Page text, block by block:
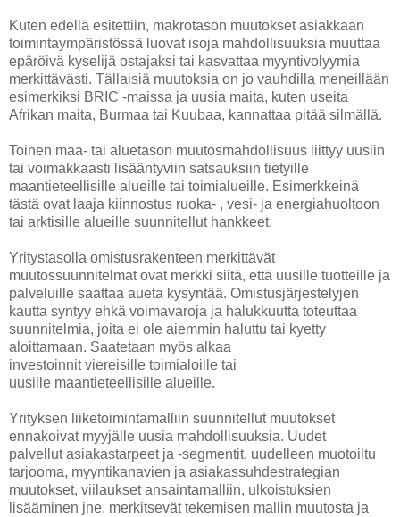
Kuten edellä esitettiin, makrotason muutokset asiakkaan
toimintaympäristössä luovat isoja mahdollisuuksia muuttaa
epäröivä kyselijä ostajaksi tai kasvattaa myyntivolyymia
merkittävästi. Tällaisiä muutoksia on jo vauhdilla meneillään
esimerkiksi BRIC -maissa ja uusia maita, kuten useita
Afrikan maita, Burmaa tai Kuubaa, kannattaa pitää silmällä.
Toinen maa- tai aluetason muutosmahdollisuus liittyy uusiin
tai voimakkaasti lisääntyviin satsauksiin tietyille
maantieteellisille alueille tai toimialueille. Esimerkkeinä
tästä ovat laaja kiinnostus ruoka- , vesi- ja energiahuoltoon
tai arktisille alueille suunnitellut hankkeet.
Yritystasolla omistusrakenteen merkittävät
muutossuunnitelmat ovat merkki siitä, että uusille tuotteille ja
palveluille saattaa aueta kysyntää. Omistusjärjestelyjen
kautta syntyy ehkä voimavaroja ja halukkuutta toteuttaa
suunnitelmia, joita ei ole aiemmin haluttu tai kyetty
aloittamaan. Saatetaan myös alkaa
investoinnit viereisille toimialoille tai
uusille maantieteellisille alueille.
Yrityksen liiketoimintamalliin suunnitellut muutokset
ennakoivat myyjälle uusia mahdollisuuksia. Uudet
palvellut asiakastarpeet ja -segmentit, uudelleen muotoiltu
tarjooma, myyntikanavien ja asiakassuhdestrategian
muutokset, viilaukset ansaintamalliin, ulkoistuksien
lisääminen jne. merkitsevät tekemisen mallin muutosta ja